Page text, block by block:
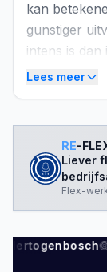
kan
gunstiger
intens is dan
Den Haag
eerste
tweedeling:
Lees meer
RE-
Liever
Flex-
Hertogenbosch